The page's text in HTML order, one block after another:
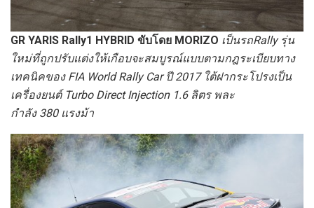
GR YARIS Rally1 HYBRID ขับโดย MORIZO เป็นรถRally รุ่น
ใหม่ที่ถูกปรับแต่งให้เกือบจะสมบูรณ์แบบตามกฎระเบียบทาง
เทคนิคของ FIA World Rally Car ปี 2017 ใต้ฝากระโปรงเป็น
เครื่องยนต์ Turbo Direct Injection 1.6 ลิตร พละ
กำลัง 380 แรงม้า